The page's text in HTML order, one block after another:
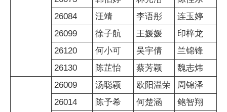
26084
汪靖 李语彤
连玉婷
26099
徐子航 王媛媛
印梓龙
26120
何小可 吴宇倩
兰锦锋
26130
陈芷怡 蔡芳颖 魏志炜
26009 汤聪颖 欧阳温荣
周锦泽
26014
陈予希 何楚涵
鲍智翔